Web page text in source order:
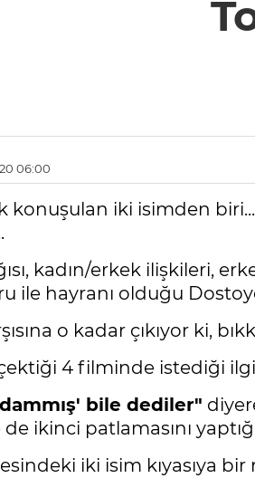
06:00
konuşulan iki isimden
kadın/erkek ilişkileri,
ile hayranı olduğu
o kadar çıkıyor ki,
4 filminde istediği
bile dediler"
ikinci patlamasını
iki isim kıyasıya